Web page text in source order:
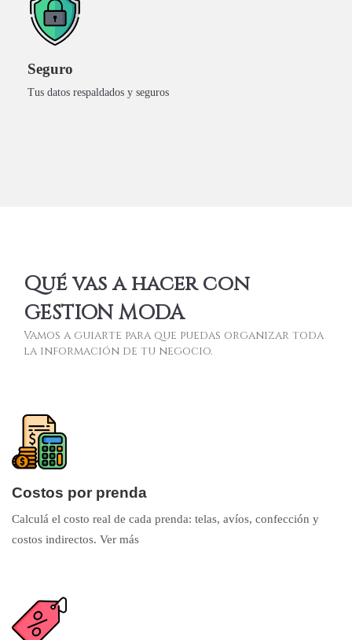
Stock, costos, producción, ventas, precios y facturación
en un único sistema.
Seguro
Tus datos respaldados y seguros
Qué vas a hacer con
GESTION MODA
Vamos a guiarte para que puedas organizar toda
la información de tu negocio.
Costos por prenda
Calculá el costo real de cada prenda: telas, avíos, confección y
costos indirectos. Ver más